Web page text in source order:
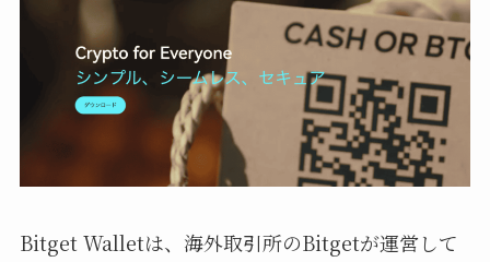
Bitget Walletは、海外取引所のBitgetが運営して